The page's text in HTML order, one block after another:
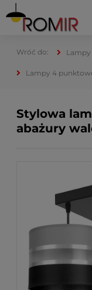
Lampy 4
Stylowa
abażury